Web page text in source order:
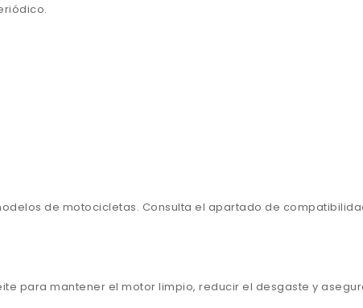
de motocicletas. Consulta el apartado de
para mantener el motor limpio, reducir el desgaste y